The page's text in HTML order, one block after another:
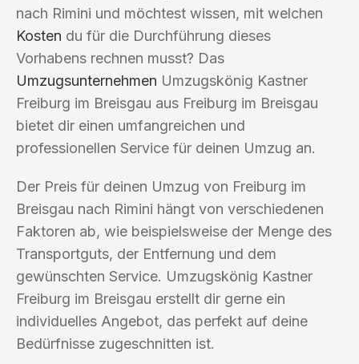
nach Rimini und möchtest wissen, mit welchen
Kosten du für die Durchführung dieses
Vorhabens rechnen musst? Das
Umzugsunternehmen Umzugskönig Kastner
Freiburg im Breisgau aus Freiburg im Breisgau
bietet dir einen umfangreichen und
professionellen Service für deinen Umzug an.
Der Preis für deinen Umzug von Freiburg im
Breisgau nach Rimini hängt von verschiedenen
Faktoren ab, wie beispielsweise der Menge des
Transportguts, der Entfernung und dem
gewünschten Service. Umzugskönig Kastner
Freiburg im Breisgau erstellt dir gerne ein
individuelles Angebot, das perfekt auf deine
Bedürfnisse zugeschnitten ist.